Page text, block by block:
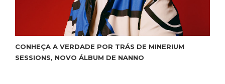
CONHEÇA A VERDADE POR TRÁS DE MINERIUM
SESSIONS, NOVO ÁLBUM DE NANNO